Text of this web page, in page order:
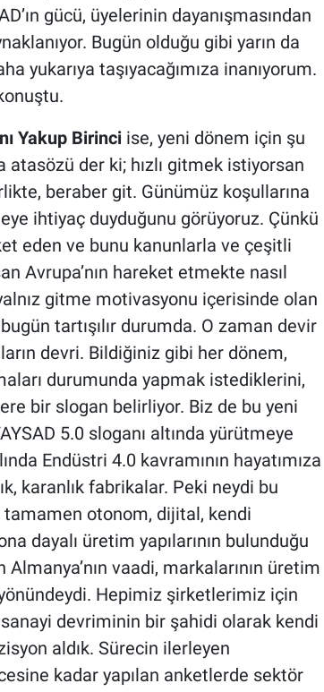
gücü, üyelerinin dayanışmasından
Bugün olduğu gibi yarın da
yukarıya taşıyacağımıza inanıyorum.
Yakup Birinciise, yeni dönem için şu
atasözü der ki; hızlı gitmek istiyorsan
beraber git. Günümüz koşullarına
ihtiyaç duyduğunu görüyoruz. Çünkü
eden ve bunu kanunlarla ve çeşitli
Avrupa’nın hareket etmekte nasıl
gitme motivasyonu içerisinde olan
tartışılır durumda. O zaman devir
devri. Bildiğiniz gibi her dönem,
durumunda yapmak istediklerini,
bir slogan belirliyor. Biz de bu yeni
5.0 sloganı altında yürütmeye
Endüstri 4.0 kavramının hayatımıza
karanlık fabrikalar. Peki neydi bu
tamamen otonom, dijital, kendi
dayalı üretim yapılarının bulunduğu
vaadi, markalarının üretim
Hepimiz şirketlerimiz için
devriminin bir şahidi olarak kendi
aldık. Sürecin ilerleyen
kadar yapılan anketlerde sektör